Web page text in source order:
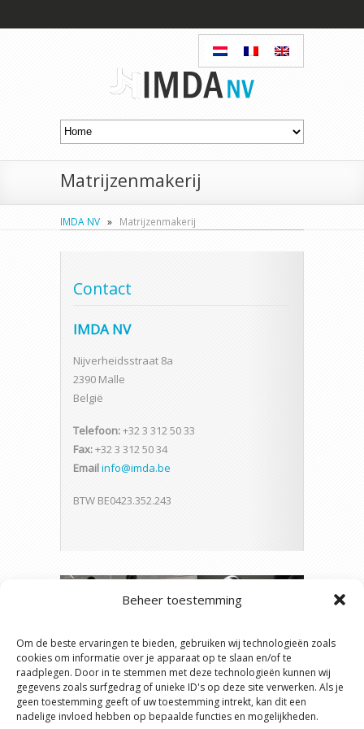
Beheer toestemming
Om de beste ervaringen te bieden, gebruiken wij technologieën zoals
cookies om informatie over je apparaat op te slaan en/of te
raadplegen. Door in te stemmen met deze technologieën kunnen wij
gegevens zoals surfgedrag of unieke ID's op deze site verwerken. Als je
geen toestemming geeft of uw toestemming intrekt, kan dit een
nadelige invloed hebben op bepaalde functies en mogelijkheden.
Matrijzenmakerij
IMDA NV » Matrijzenmakerij
Contact
IMDA NV
Nijverheidsstraat 8a
2390 Malle
België
Telefoon:+32 3 312 50 33
Fax:+32 3 312 50 34
Emailinfo@imda.be
BTW BE0423.352.243